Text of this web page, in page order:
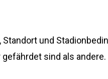
und
sind als andere.